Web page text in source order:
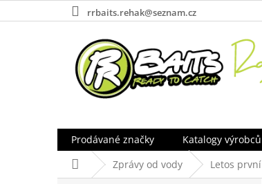
na
rrbaits.rehak@seznam.cz
Prodávané značky Katalogy výrobců
Domů Zprávy od vody Letos první